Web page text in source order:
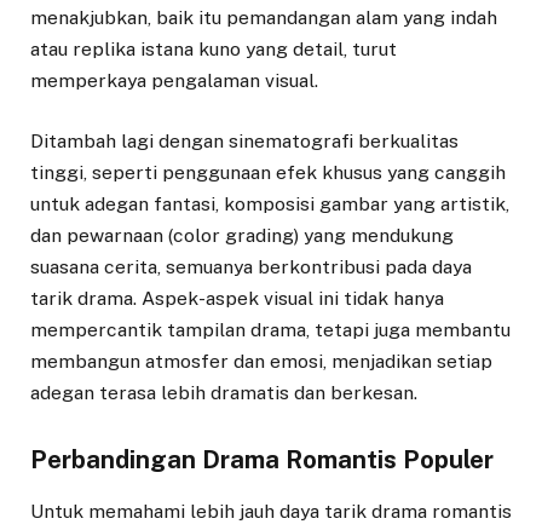
menakjubkan, baik itu pemandangan alam yang indah
atau replika istana kuno yang detail, turut
memperkaya pengalaman visual.
Ditambah lagi dengan sinematografi berkualitas
tinggi, seperti penggunaan efek khusus yang canggih
untuk adegan fantasi, komposisi gambar yang artistik,
dan pewarnaan (color grading) yang mendukung
suasana cerita, semuanya berkontribusi pada daya
tarik drama. Aspek-aspek visual ini tidak hanya
mempercantik tampilan drama, tetapi juga membantu
membangun atmosfer dan emosi, menjadikan setiap
adegan terasa lebih dramatis dan berkesan.
Perbandingan Drama Romantis Populer
Untuk memahami lebih jauh daya tarik drama romantis